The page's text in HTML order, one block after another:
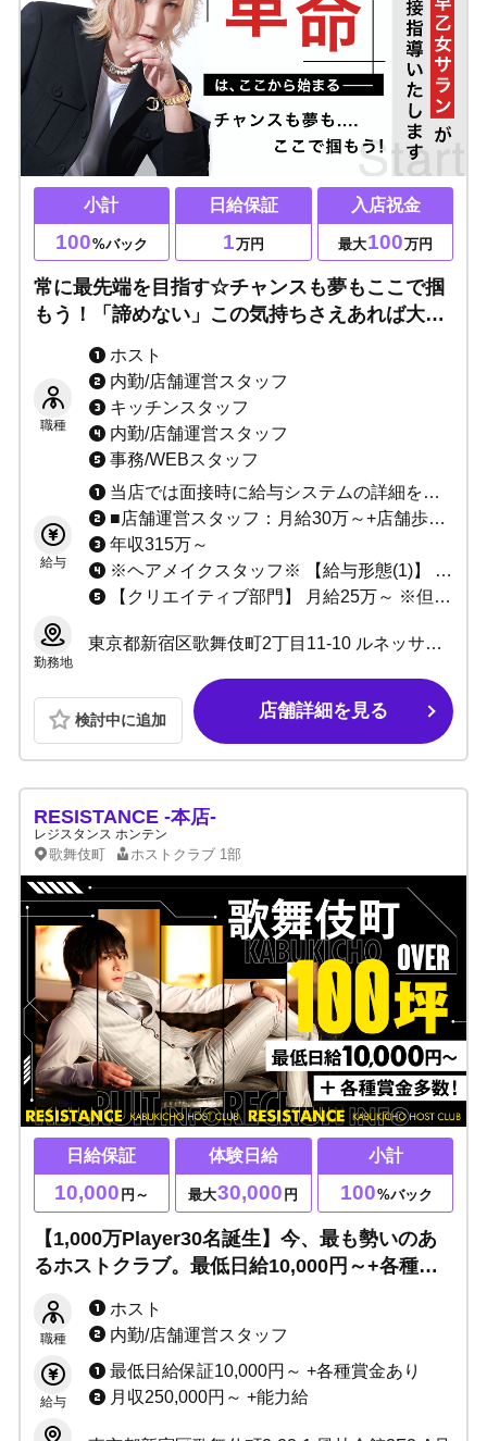
小計
100%バック
日給保証
1万円
入店祝金
最大100万円
常に最先端を目指す☆チャンスも夢もここで掴
もう！「諦めない」この気持ちさえあれば大丈
夫！次世代のプレイヤーになるノウハウ伝授！
一緒に人生を変える挑戦をしましょう！
職種
ホスト
内勤/店舗運営スタッフ
キッチンスタッフ
内勤/店舗運営スタッフ
事務/WEBスタッフ
給与
当店では面接時に給与システムの詳細を説明させていただいております。 ・日払いOK ・各種賞金、賞与あり
■店舗運営スタッフ：月給30万～+店舗歩合 ・年収312～1200万程度 ■店長･マネージャー候補 ・年収600万～+店舗歩合 ■エリアマネージャー候補 ・年収840万～+店舗歩合 ・実績、成果に応じて年収アップ可能 ・能力により優遇
年収315万～
※ヘアメイクスタッフ※ 【給与形態(1)】 驚愕のバック率、売上の70%以上 【給与形態(2)】 固定給 18万～25万 応相談 ※更に半年に1度昇給チャンスあり 少ない勤務時間で、月収40万以上も可能 あなたのやる気次第で、じゃんじゃん稼げます！！
【クリエイティブ部門】 月給25万～ ※但し、前職及び年齢､経験､能力を考慮の上決定します
勤務地
東京都新宿区歌舞伎町2丁目11-10 ルネッサンスビル 3F
検討中に追加 店舗詳細を見る
RESISTANCE -本店-
レジスタンス ホンテン
歌舞伎町 ホストクラブ 1部
日給保証
10,000 円～
体験日給
最大30,000 円
小計
100%バック
【1,000万Player30名誕生】今、最も勢いのあ
るホストクラブ。最低日給10,000円～+各種賞
界トップクラスの給与システムで稼ぐ
職種
ホスト
内勤/店舗運営スタッフ
給与
最低日給保証10,000円～ +各種賞金あり
月収250,000円～ +能力給